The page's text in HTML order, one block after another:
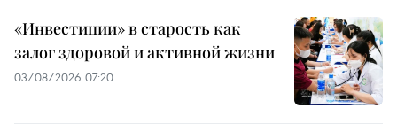
«Инвестиции» в старость как
залог здоровой и активной жизни
03/08/2026 07:20